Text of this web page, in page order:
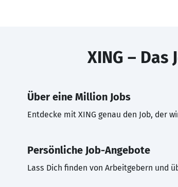
XING –
Über eine Million Jobs
Entdecke mit XING genau den Job, der
Persönliche Job-Angebote
Lass Dich finden von Arbeitgebern und